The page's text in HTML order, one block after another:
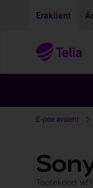
Eraklient
E-poe avaleht
Tootekood: